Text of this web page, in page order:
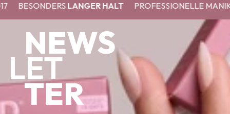
BESONDERSLANGER HALT PROFESSIONELLE
NEWS
LET
TER